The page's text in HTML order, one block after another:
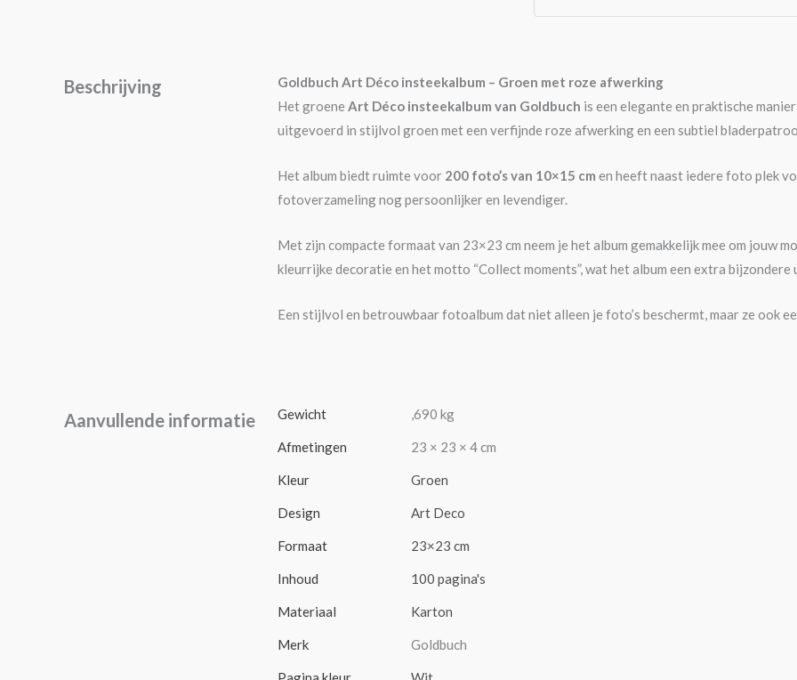
Beschrijving
Goldbuch Art Déco insteekalbum – Groen met roze afwerking
Het groene Art Déco insteekalbum van Goldbuch is een elegante en praktische
uitgevoerd in stijlvol groen met een verfijnde roze afwerking en een subtiel
Het album biedt ruimte voor 200 foto’s van 10×15 cm en heeft naast iedere foto plek
fotoverzameling nog persoonlijker en levendiger.
Met zijn compacte formaat van 23×23 cm neem je het album gemakkelijk mee om jouw
kleurrijke decoratie en het motto “Collect moments”, wat het album een extra
Een stijlvol en betrouwbaar fotoalbum dat niet alleen je foto’s beschermt, maar ze ook
Aanvullende informatie Gewicht ,690 kg
Afmetingen 23 × 23 × 4 cm
Kleur Groen
Design Art Deco
Formaat 23×23 cm
Inhoud 100 pagina's
Materiaal Karton
Merk Goldbuch